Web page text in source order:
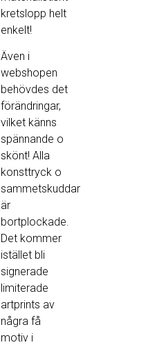
kretslopp helt
enkelt!
Även i
webshopen
behövdes det
förändringar,
vilket känns
spännande o
skönt! Alla
konsttryck o
sammetskuddar
är
bortplockade.
Det kommer
istället bli
signerade
limiterade
artprints av
några få
motiv i